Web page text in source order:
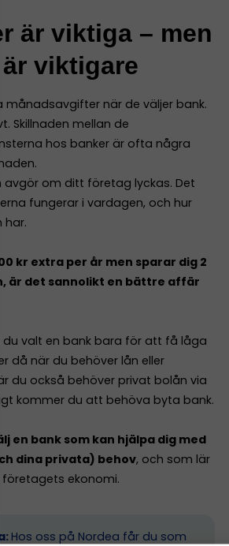
är viktiga – men
viktigare
när de väljer bank.
Skillnaden mellan de
hos banker är ofta några
avgör om ditt företag lyckas. Det
fungerar i vardagen, och hur
har.
kr extra per år men sparar dig 2
är det sannolikt en bättre affär
du valt en bank bara för att få låga
då när du behöver lån eller
du också behöver privat bolån via
kommer du att behöva byta bank.
en bank som kan hjälpa dig med
dina privata) behov, och som lär
ekonomi.
Hos oss på Nordea får du som